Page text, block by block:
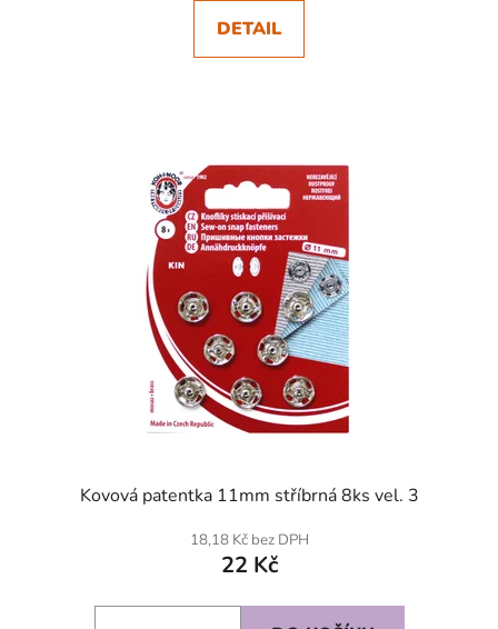
DETAIL
Kovová patentka 11mm stříbrná 8ks vel. 3
18,18 Kč bez DPH
22 Kč